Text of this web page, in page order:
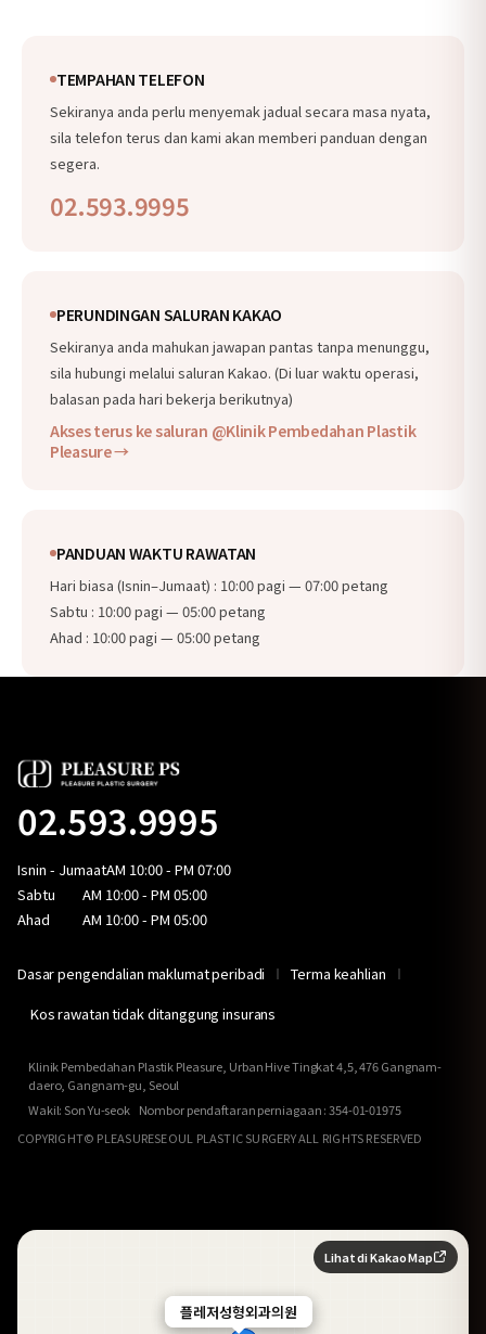
Anda berhak untuk menolak persetujuan ini. Namun,
permohonan tempahan rawatan tidak dapat dilakukan.
TEMPAHAN TELEFON
Sekiranya anda perlu menyemak jadual secara masa nyata,
sila telefon terus dan kami akan memberi panduan dengan
segera.
02.593.9995
PERUNDINGAN SALURAN KAKAO
Sekiranya anda mahukan jawapan pantas tanpa menunggu,
sila hubungi melalui saluran Kakao. (Di luar waktu operasi,
balasan pada hari bekerja berikutnya)
Akses terus ke saluran @Klinik Pembedahan Plastik
Pleasure →
PANDUAN WAKTU RAWATAN
Hari biasa (Isnin–Jumaat) : 10:00 pagi — 07:00 petang
Sabtu : 10:00 pagi — 05:00 petang
Ahad : 10:00 pagi — 05:00 petang
02.593.9995
Isnin - JumaatAM 10:00 - PM 07:00
Sabtu
AM 10:00 - PM 05:00
Ahad
AM 10:00 - PM 05:00
Dasar pengendalian maklumat peribadi
Terma keahlian
Kos rawatan tidak ditanggung insurans
Klinik Pembedahan Plastik Pleasure, Urban Hive Tingkat 4,5, 476 Gangnam-
daero, Gangnam-gu, Seoul
Wakil: Son Yu-seok Nombor pendaftaran perniagaan : 354-01-01975
COPYRIGHT© PLEASURESEOUL PLASTIC SURGERY ALL RIGHTS RESERVED
플레저성형외과의원
플레저성형외과의원
Lihat di Kakao Map